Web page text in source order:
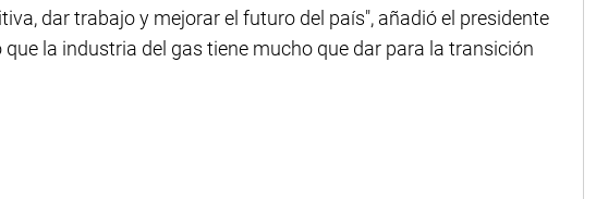
dar trabajo y mejorar el futuro del país", añadió el presidente
que la industria del gas tiene mucho que dar para la transición